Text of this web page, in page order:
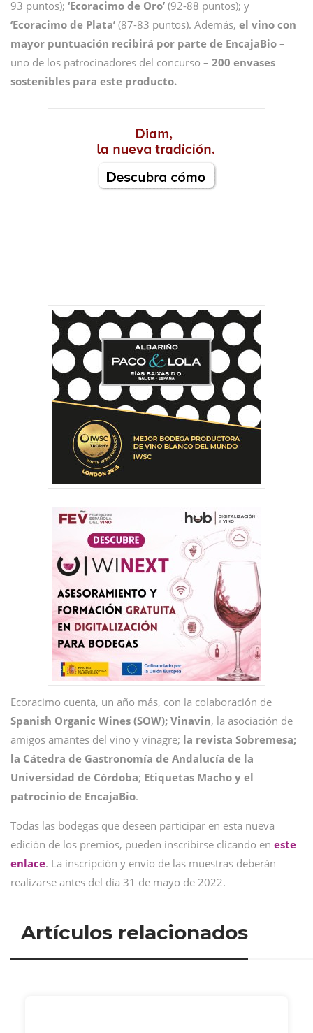
93 puntos); ‘Ecoracimo de Oro’ (92-88 puntos); y
‘Ecoracimo de Plata’ (87-83 puntos). Además, el vino con
mayor puntuación recibirá por parte de EncajaBio –
uno de los patrocinadores del concurso – 200 envases
sostenibles para este producto.
Ecoracimo cuenta, un año más, con la colaboración de
Spanish Organic Wines (SOW); Vinavin, la asociación de
amigos amantes del vino y vinagre; la revista Sobremesa;
la Cátedra de Gastronomía de Andalucía de la
Universidad de Córdoba; Etiquetas Macho y el
patrocinio de EncajaBio.
Todas las bodegas que deseen participar en esta nueva
edición de los premios, pueden inscribirse clicando en este
enlace. La inscripción y envío de las muestras deberán
realizarse antes del día 31 de mayo de 2022.
Artículos relacionados